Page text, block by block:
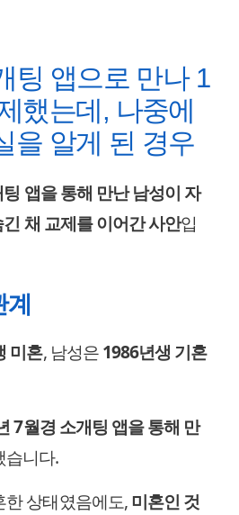
팅 앱으로 만나 1
했는데, 나중에
을 알게 된 경우
앱을 통해 만난 남성이 자
채 교제를 이어간 사안입
미혼, 남성은1986년생 기혼
7월경 소개팅 앱을 통해 만
습니다.
한 상태였음에도,미혼인 것